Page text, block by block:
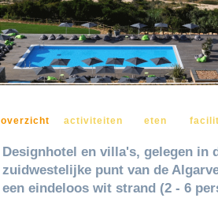
overzicht
activiteiten eten
Designhotel en villa's, gelegen in
zuidwestelijke punt van de
een eindeloos wit strand (2 - 6